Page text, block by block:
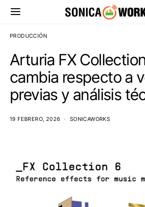
PRODUCCIÓN
Arturia FX
cambia respecto a
previas y análisis
19 FEBRERO, 2026 SONICAWORKS